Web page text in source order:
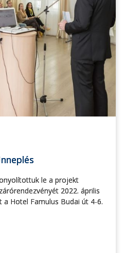
le a projekt
2022. április
Hotel Famulus Budai út 4-6.